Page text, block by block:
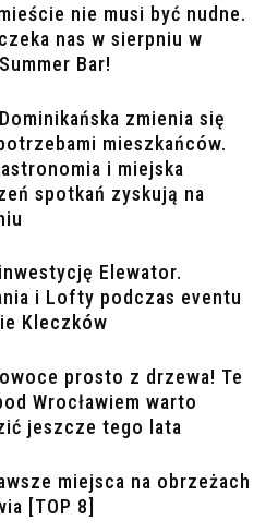
nie musi być nudne.
nas w sierpniu w
Bar!
zmienia się
mieszkańców.
i miejska
spotkań zyskują na
Elewator.
i Lofty podczas eventu
Kleczków
prosto z drzewa! Te
Wrocławiem warto
jeszcze tego lata
miejsca na obrzeżach
[TOP 8]